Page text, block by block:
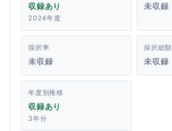
収録あり
2024年度
未収録
採択率
未収録
採択総額
未収録
年度別推移
収録あり
3年分